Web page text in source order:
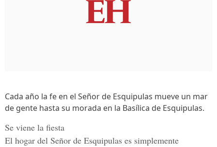
Cada año la fe en el Señor de Esquipulas mueve un mar
de gente hasta su morada en la Basílica de Esquipulas.
Se viene la fiesta
El hogar del Señor de Esquipulas es simplemente